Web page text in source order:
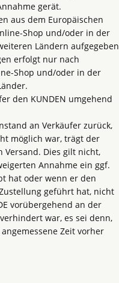
gerät.
aus dem Europäischen
Shop und/oder in der
Ländern aufgegeben
erfolgt nur nach
Shop und/oder in der
den KUNDEN umgehend
an Verkäufer zurück,
möglich war, trägt der
Versand. Dies gilt nicht,
Annahme ein ggf.
hat oder wenn er den
geführt hat, nicht
vorübergehend an der
war, es sei denn,
Zeit vorher